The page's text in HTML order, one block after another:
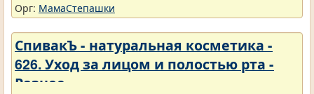
Орг: МамаСтепашки
СпивакЪ - натуральная косметика -
626. Уход за лицом и полостью рта -
Разное